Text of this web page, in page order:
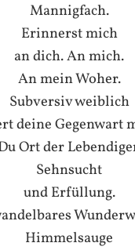
Mannigfach.
Erinnerst mich
an dich. An mich.
An mein Woher.
Subversiv weiblich
deine Gegenwart
Ort der
Sehnsucht
und Erfüllung.
Himmelsauge